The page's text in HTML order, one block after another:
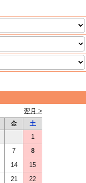
翌月 >
金
土
1
7
8
14
15
21
22